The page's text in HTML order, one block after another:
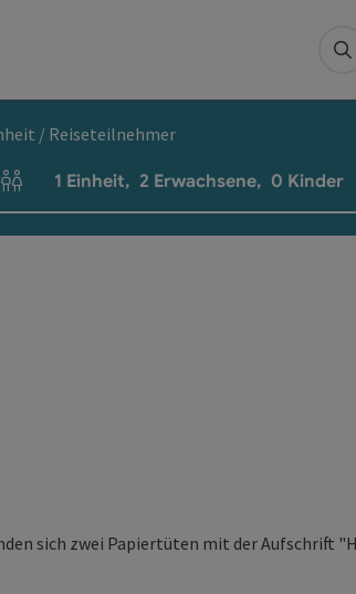
Einheit / Reiseteilnehmer
Einheitenanzahl und Personenfelder
1 Einheit, 2 Erwachsene, 0 Kinder